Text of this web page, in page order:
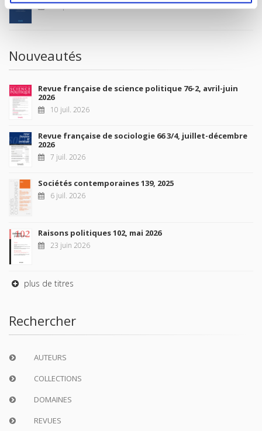
4 sept. 2026
Nouveautés
Revue française de science politique 76-2, avril-juin
2026
10 juil. 2026
Revue française de sociologie 66 3/4, juillet-décembre
2026
7 juil. 2026
Sociétés contemporaines 139, 2025
6 juil. 2026
Raisons politiques 102, mai 2026
23 juin 2026
plus de titres
Rechercher
AUTEURS
COLLECTIONS
DOMAINES
REVUES